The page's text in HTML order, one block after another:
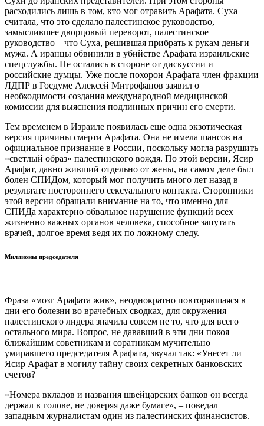
расходились лишь в том, кто мог отравить Арафата. Суха
считала, что это сделало палестинское руководство,
замыслившее дворцовый переворот, палестинское
руководство – что Суха, решившая прибрать к рукам деньги
мужа. А иранцы обвинили в убийстве Арафата израильские
спецслужбы. Не остались в стороне от дискуссии и
российские думцы. Уже после похорон Арафата член фракции
ЛДПР в Госдуме Алексей Митрофанов заявил о
необходимости создания международной медицинской
комиссии для выяснения подлинных причин его смерти.
Тем временем в Израиле появилась еще одна экзотическая
версия причины смерти Арафата. Она не имела шансов на
официальное признание в России, поскольку могла разрушить
«светлый образ» палестинского вождя. По этой версии, Ясир
Арафат, давно живший отдельно от жены, на самом деле был
болен СПИДом, который мог получить много лет назад в
результате постороннего сексуального контакта. Сторонники
этой версии обращали внимание на то, что именно для
СПИДа характерно обвальное нарушение функций всех
жизненно важных органов человека, способное запутать
врачей, долгое время ведя их по ложному следу.
Миллионы председателя
Фраза «мозг Арафата жив», неоднократно повторявшаяся в
дни его болезни во врачебных сводках, для окружения
палестинского лидера значила совсем не то, что для всего
остального мира. Вопрос, не дававший в эти дни покоя
ближайшим советникам и соратникам мучительно
умиравшего председателя Арафата, звучал так: «Унесет ли
Ясир Арафат в могилу тайну своих секретных банковских
счетов?
«Номера вкладов и названия швейцарских банков он всегда
держал в голове, не доверяя даже бумаге», – поведал
западным журналистам один из палестинских финансистов.